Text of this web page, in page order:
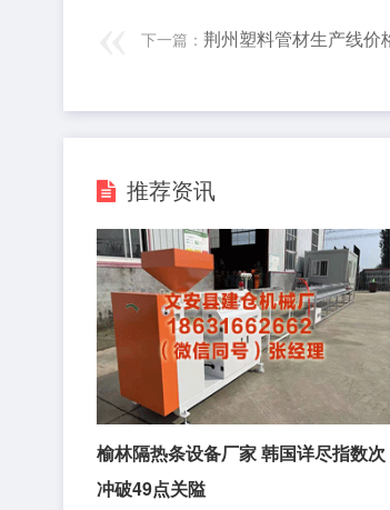
下一篇： 荆州塑料管材生产线价格 2025-2026 国补款沸水器选 冷
推荐资讯
榆林隔热条设备厂家 韩国详尽指数次
冲破49点关隘